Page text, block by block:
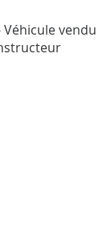
vendu